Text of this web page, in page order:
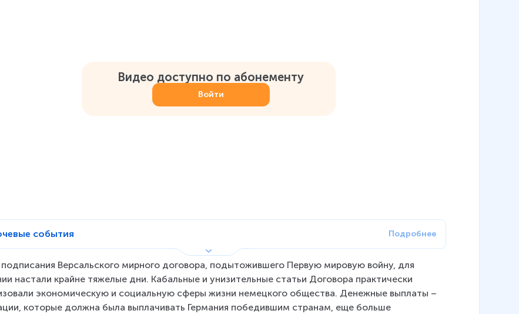
Видео доступно по абонементу
Войти
события
Версальского мирного договора, подытожившего Первую мировую войну, для
настали крайне тяжелые дни. Кабальные и унизительные статьи Договора практически
экономическую и социальную сферы жизни немецкого общества. Денежные выплаты –
которые должна была выплачивать Германия победившим странам, еще больше